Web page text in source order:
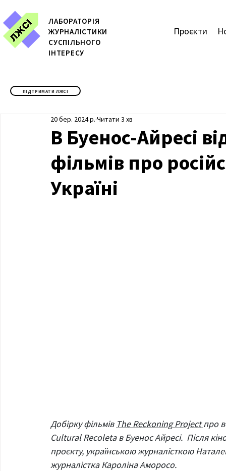
ЛАБОРАТОРІЯ
ЖУРНАЛІСТИКИ
СУСПІЛЬНОГО
ІНТЕРЕСУ
ПІДТРИМАТИ ЛЖСІ
Проєкти
В Буенос-Айресі
фільмів про
Україні
20 бер. 2024 р. Читати 3 хв
Добірку фільмів The Reckoning Project про
Cultural Recoleta в Буенос Айресі.  Після
проєкту, українською журналісткою
журналістка Кароліна Аморосо.